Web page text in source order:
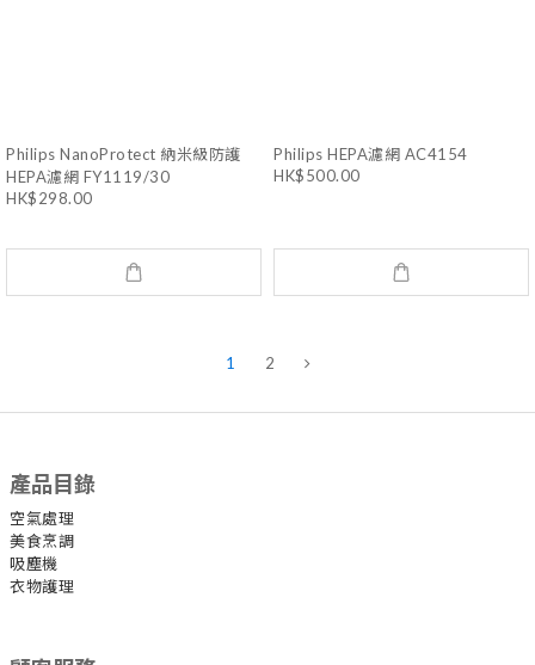
Philips NanoProtect 納米級防護
HEPA濾網 FY1119/30
HK$298.00
Philips HEPA濾網 AC4154
HK$500.00
1 2
產品目錄
空氣處理
美食烹調
吸塵機
衣物護理